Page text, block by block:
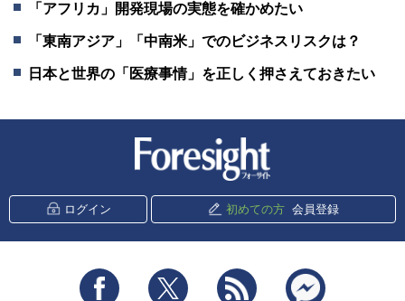
「アフリカ」開発現場の実態を確かめたい
「東南アジア」「中南米」でのビジネスリスクは？
日本と世界の「医療事情」を正しく押さえておきたい
ログイン 初めての方 会員登録
Facebook Twitter RSS